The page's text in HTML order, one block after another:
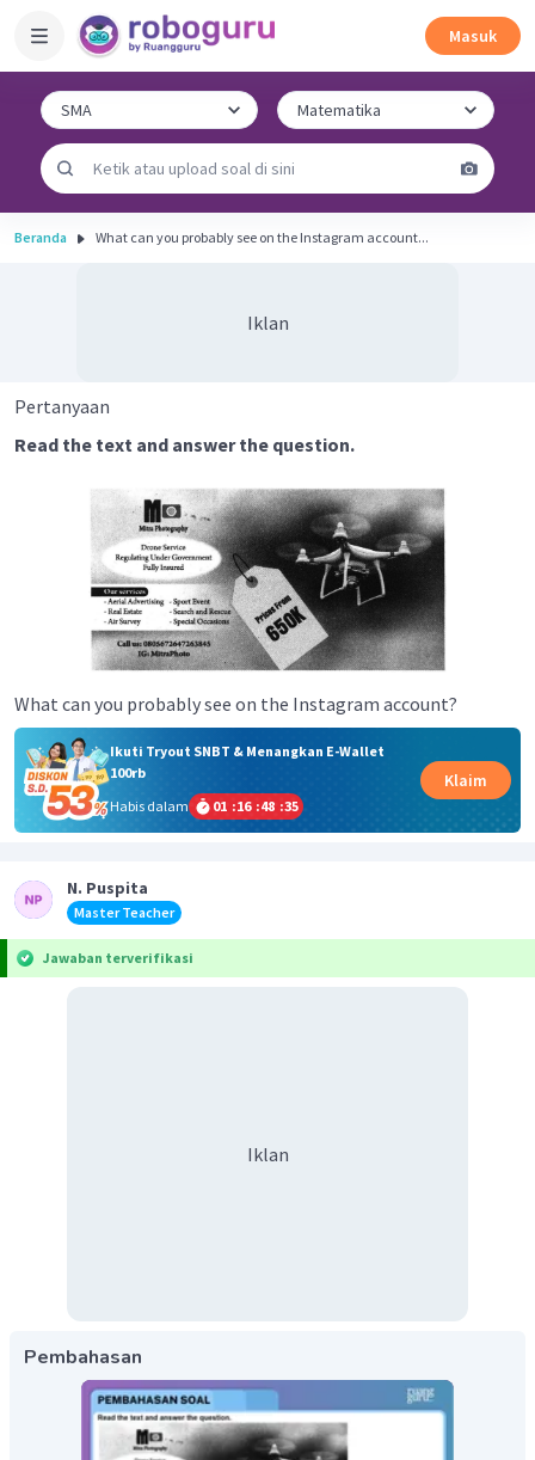
Masuk
Beranda What can you probably see on the Instagram account...
Iklan
Pertanyaan
Read the text and answer the question.
What can you probably see on the Instagram account?
Ikuti Tryout SNBT & Menangkan E-Wallet
100rb
Habis dalam
01 :16 :48 :35
Klaim
N. Puspita
Master Teacher
Jawaban terverifikasi
Iklan
Pembahasan